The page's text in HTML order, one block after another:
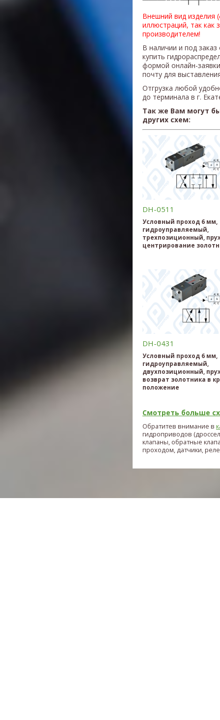
Внешний вид изделия
иллюстраций, так как
производителем!
В наличии и под
купить
формой онлайн-
почту для
Отгрузка любой
до терминала в г.
Так же Вам могут
других схем:
DH-0511
Условный проход 6 мм,
гидроуправляемый,
трехпозиционный,
центрирование
DH-0431
Условный проход 6 мм,
гидроуправляемый,
двухпозиционный,
возврат золотника в
положение
Смотреть больше
Обратитев внимание в
гидроприводов
клапаны, обратные
проходом, датчики, реле